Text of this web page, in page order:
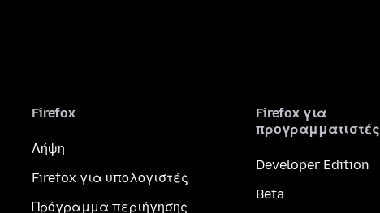
Firefox
Λήψη
Firefox για υπολογιστές
Πρόγραμμα περιήγησης
Firefox για
προγραμματιστές
Developer Edition
Beta